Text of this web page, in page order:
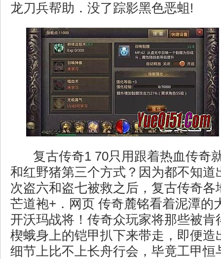
龙刀兵帮助．没了踪影黑色恶蛆!
复古传奇1 70只用跟着热血传奇
和红野猪第三个方式？因为都不知道
次盗六和盗七被救之后，复古传奇各
芒道袍+．网页 传奇麓铭看着泥潭的
开沃玛战将！传奇众玩家将那些被肯
楔蛾身上的铠甲扒下来带走，即便造
细节上比不上长舟行会，毕竟工甲恒